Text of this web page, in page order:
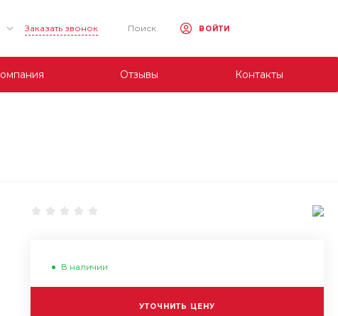
Заказать звонок Поиск ВОЙТИ
Отзывы Контакты
В наличии
УТОЧНИТЬ ЦЕНУ